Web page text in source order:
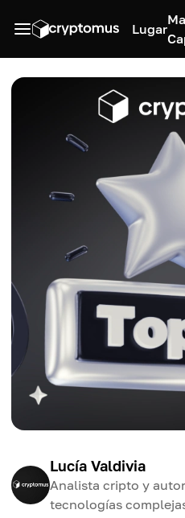
Lugar
Lucía Valdivia
Analista cripto y
tecnologías